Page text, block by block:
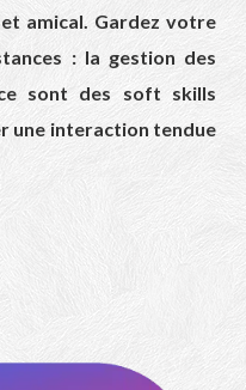
amical. Gardez votre
: la gestion des
sont des soft skills
une interaction tendue